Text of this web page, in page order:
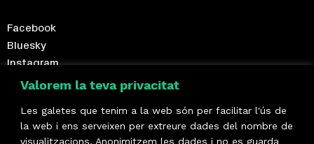
Valorem la teva privacitat
Les galetes que tenim a la web són per facilitar l'ús de
la web i ens serveixen per extreure dades del nombre de
visualitzacions. Anonimitzem les dades i no es guarda
Facebook
Bluesky
Instagram
Telegram
Fes-te sòcia!